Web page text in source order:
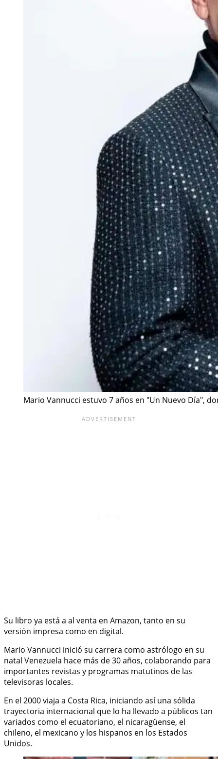
Mario Vannucci estuvo 7 años en "Un Nuevo Día",
Su libro ya está a al venta en Amazon, tanto en su
versión impresa como en digital.
Mario Vannucci inició su carrera como astrólogo en su
natal Venezuela hace más de 30 años, colaborando para
importantes revistas y programas matutinos de las
televisoras locales.
En el 2000 viaja a Costa Rica, iniciando así una sólida
trayectoria internacional que lo ha llevado a públicos tan
variados como el ecuatoriano, el nicaragüense, el
chileno, el mexicano y los hispanos en los Estados
Unidos.